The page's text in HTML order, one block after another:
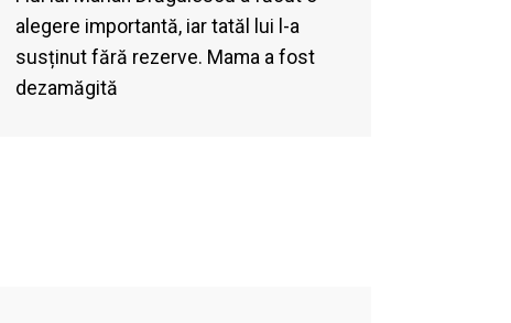
alegere importantă, iar tatăl lui l-a
susținut fără rezerve. Mama a fost
dezamăgită